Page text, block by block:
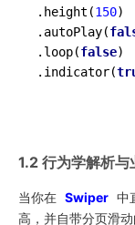
. height (150)
. autoPlay(
. loop(false
. indicator(
1.2 行为学解析与
当你在 Swiper 中
高，并自带分页滑动